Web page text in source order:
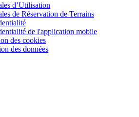
d’Utilisation
de Réservation de Terrains
de l'application mobile
des cookies
des données